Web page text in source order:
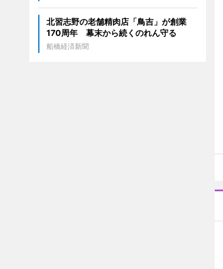
北習志野の老舗精肉店「鳥吉」が創業
170周年 幕末から続くのれん守る
船橋経済新聞